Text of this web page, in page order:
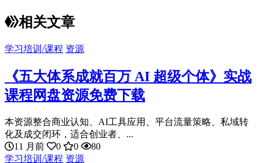
相关文章
学习培训/课程 资源
《五大体系成就百万 AI 超级个体》实战
课程网盘资源免费下载
本资源整合商业认知、AI工具应用、平台流量策略、私域转
化及成交闭环，适合创业者、...
11 月前
0 0
80
学习培训/课程 资源